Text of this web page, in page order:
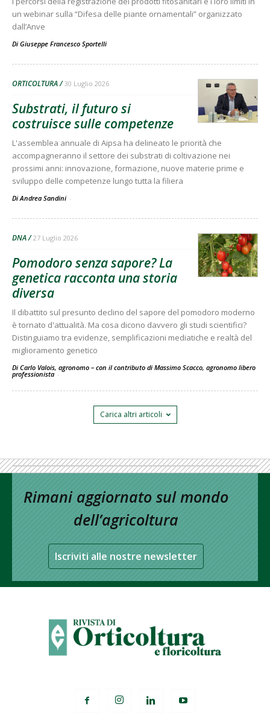
un webinar sulla “Difesa delle piante ornamentali” organizzato
dall’Anve
Di Giuseppe Francesco Sportelli
ORTICOLTURA 30 Luglio 2026
Substrati, il futuro si
costruisce sulle competenze
L'assemblea annuale di Aipsa ha delineato le priorità che
accompagneranno il settore dei substrati di coltivazione nei
prossimi anni: innovazione, formazione, nuove materie prime e
sviluppo delle competenze lungo tutta la filiera
Di Andrea Sandini -
DNA 27 Luglio 2026
Pomodoro senza sapore? La
genetica racconta una storia
diversa
Il dibattito sul presunto declino del sapore del pomodoro moderno
è tornato d'attualità. Ma cosa dicono davvero gli studi scientifici?
Distinguiamo tra evidenze, semplificazioni mediatiche e realtà del
miglioramento genetico
Di Carlo Valois, agronomo – con il contributo di Massimo Scacco, agronomo libero
professionista -
Carica altri articoli
Rimani aggiornato sul mondo
dell’agricoltura
Iscriviti alle nostre newsletter